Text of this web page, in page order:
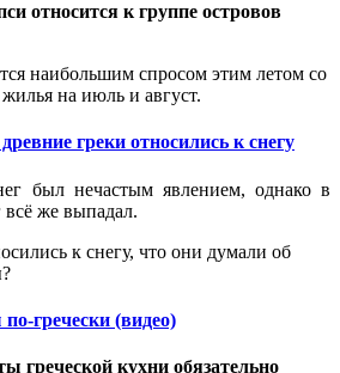
относится к группе островов
наибольшим спросом этим летом со
на июль и август.
греки относились к снегу
был нечастым явлением, однако в
всё же выпадал.
к снегу, что они думали об
гречески (видео)
греческой кухни обязательно